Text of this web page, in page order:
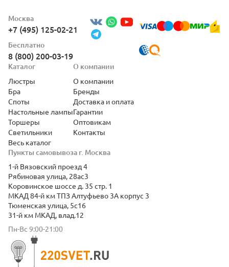
Москва
+7 (495) 125-02-21
Бесплатно
8 (800) 200-03-19
Пункты самовывоза г. Москва
1-й Вязовский проезд 4
Рябиновая улица, 28ас3
Коровинское шоссе д. 35 стр. 1
МКАД 84-й км ТПЗ Алтуфьево 3А корпус 3
Тюменская улица, 5с16
31-й км МКАД, влад.12
Пн-Вс 9:00-21:00
Каталог
Люстры
Бра
Споты
Настольные лампы
Торшеры
Светильники
Весь каталог
О компании
О компании
Бренды
Доставка и оплата
Гарантии
Оптовикам
Контакты